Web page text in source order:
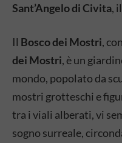
Sant’Angelo di Civita, il
Il Bosco dei Mostri,
dei Mostri, è un
mondo, popolato da
mostri grotteschi e
tra i viali alberati, vi
sogno surreale,